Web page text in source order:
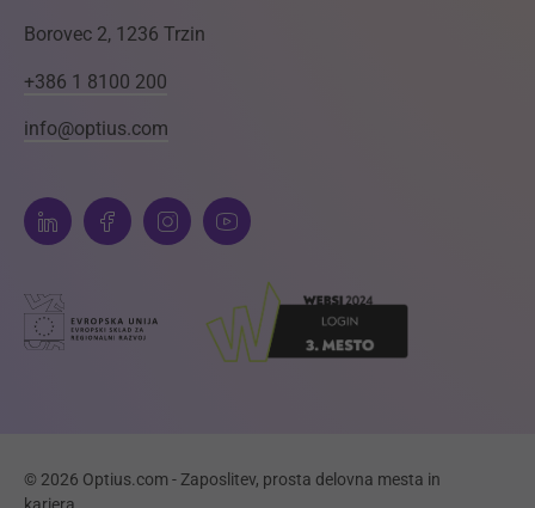
Borovec 2, 1236 Trzin
+386 1 8100 200
info@optius.com
© 2026 Optius.com - Zaposlitev, prosta delovna mesta in